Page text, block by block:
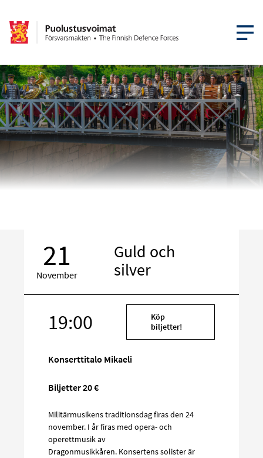
ÖPPNA
21
November
Guld och
silver
19:00
sociala
Köp
biljetter!
Konserttitalo Mikaeli
Biljetter 20 €
Militärmusikens traditionsdag firas den 24
november. I år firas med opera- och
operettmusik av
Dragonmusikkåren. Konsertens solister är